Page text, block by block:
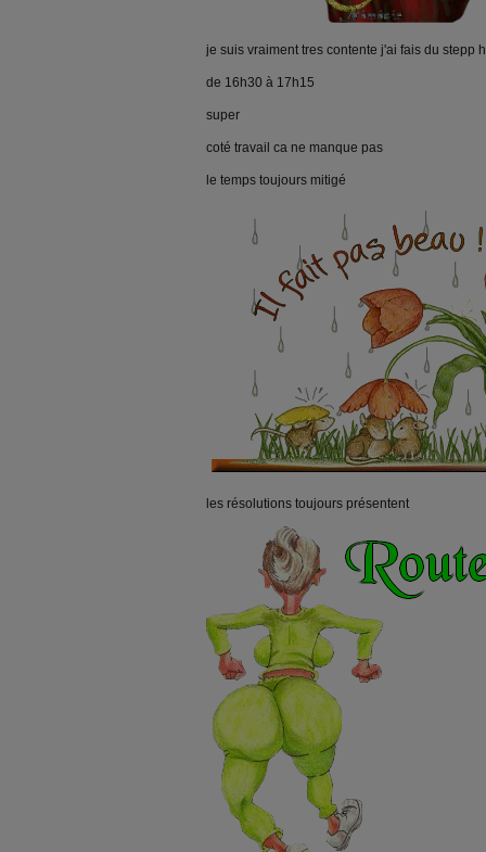
je suis vraiment tres contente j'ai fais du stepp
de 16h30 à 17h15
super
coté travail ca ne manque pas
le temps toujours mitigé
les résolutions toujours présentent